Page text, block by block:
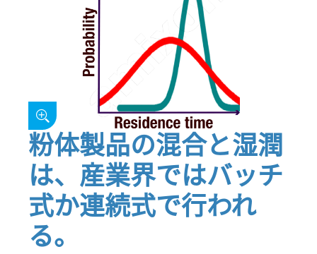
粉体製品の混合と湿潤
は、産業界ではバッチ
式か連続式で行われ
る。